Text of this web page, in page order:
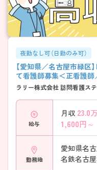
夜勤なし可（日勤のみ可）
【愛知県／名古屋市緑
て看護師募集＜正看護師
ラリー株式会社 訪問看護ス
給与
月収 23.0
1,600円～
勤務地
愛知県名
名鉄名古屋